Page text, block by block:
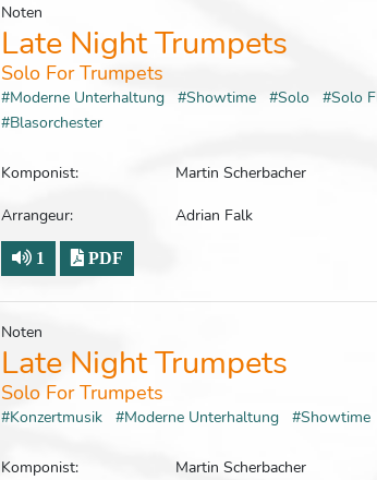
Noten
Late Night Trumpets
Solo For Trumpets
#Moderne Unterhaltung #Showtime #Solo #Solo
#Blasorchester
Komponist:
Martin Scherbacher
Arrangeur:
Adrian Falk
1 PDF
Noten
Late Night Trumpets
Solo For Trumpets
#Konzertmusik #Moderne Unterhaltung #Showtime
Komponist:
Martin Scherbacher